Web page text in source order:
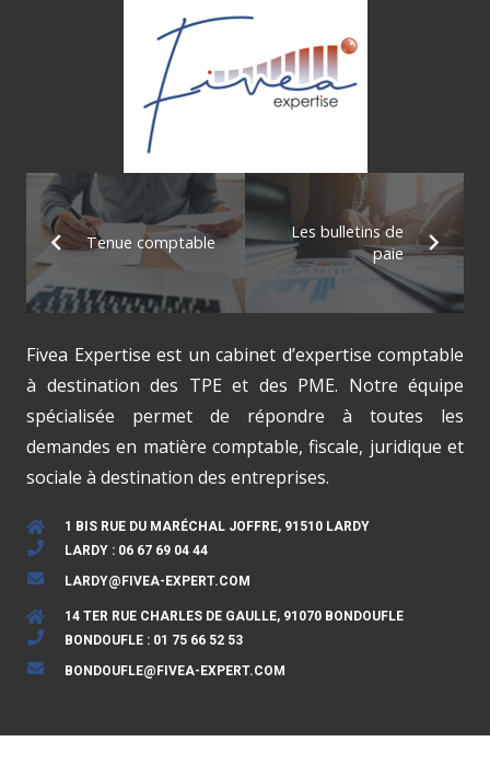
Tenue comptable
Les bulletins de
paie
Fivea Expertise est un cabinet d’expertise comptable
à destination des TPE et des PME. Notre équipe
spécialisée permet de répondre à toutes les
demandes en matière comptable, fiscale, juridique et
sociale à destination des entreprises.
1 BIS RUE DU MARÉCHAL JOFFRE, 91510 LARDY
LARDY : 06 67 69 04 44
LARDY@FIVEA-EXPERT.COM
14 TER RUE CHARLES DE GAULLE, 91070 BONDOUFLE
BONDOUFLE : 01 75 66 52 53
BONDOUFLE@FIVEA-EXPERT.COM